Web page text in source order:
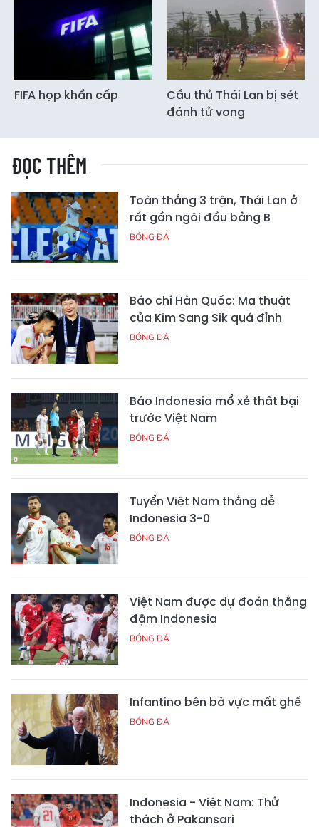
FIFA họp khẩn cấp
Cầu thủ Thái Lan bị sét
đánh tử vong
ĐỌC THÊM
Toàn thắng 3 trận, Thái Lan ở
rất gần ngôi đầu bảng B
BÓNG ĐÁ
Báo chí Hàn Quốc: Ma thuật
của Kim Sang Sik quá đỉnh
BÓNG ĐÁ
Báo Indonesia mổ xẻ thất bại
trước Việt Nam
BÓNG ĐÁ
Tuyển Việt Nam thắng dễ
Indonesia 3-0
BÓNG ĐÁ
Việt Nam được dự đoán thắng
đậm Indonesia
BÓNG ĐÁ
Infantino bên bờ vực mất ghế
BÓNG ĐÁ
Indonesia - Việt Nam: Thử
thách ở Pakansari